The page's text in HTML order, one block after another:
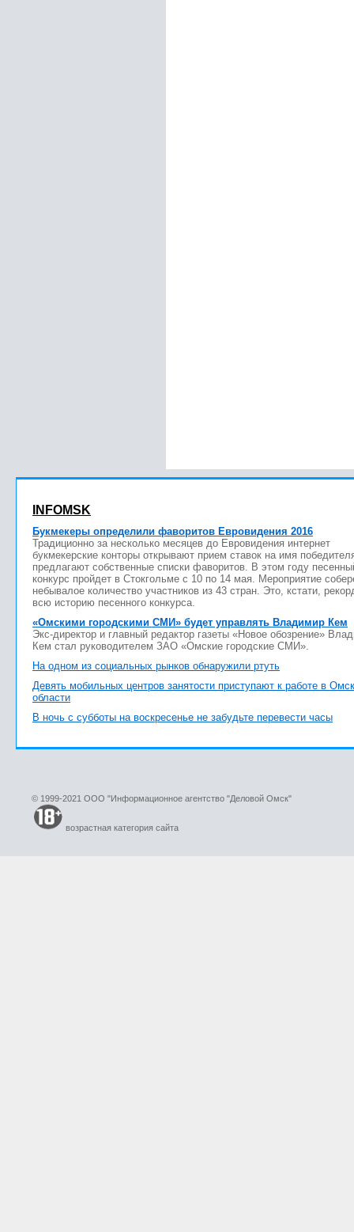
INFOMSK
Букмекеры определили фаворитов Евровидения 2016
Традиционно за несколько месяцев до Евровидения интернет
букмекерские конторы открывают прием ставок на имя
предлагают собственные списки фаворитов. В этом году
конкурс пройдет в Стокгольме с 10 по 14 мая. Мероприятие
небывалое количество участников из 43 стран. Это, кстати,
всю историю песенного конкурса.
«Омскими городскими СМИ» будет управлять Владимир Кем
Экс-директор и главный редактор газеты «Новое обозрение»
Кем стал руководителем ЗАО «Омские городские СМИ».
На одном из социальных рынков обнаружили ртуть
Девять мобильных центров занятости приступают к работе в
области
В ночь с субботы на воскресенье не забудьте перевести часы
© 1999-2021 ООО "Информационное агентство "Деловой Омск"
возрастная категория сайта